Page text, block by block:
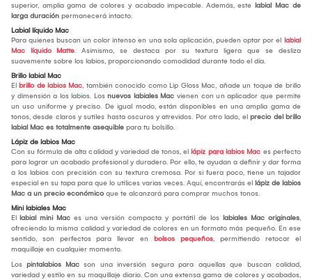
superior, amplia gama de colores y acabado impecable. Además, este labial Mac de
larga duración permanecerá intacto.
Labial líquido Mac
Para quienes buscan un color intenso en una sola aplicación, pueden optar por el labial
Mac líquido Matte. Asimismo, se destaca por su textura ligera que se desliza
suavemente sobre los labios, proporcionando comodidad durante todo el día.
Brillo labial Mac
El brillo de labios Mac, también conocido como Lip Gloss Mac, añade un toque de brillo
y dimensión a los labios. Los nuevos labiales Mac vienen con un aplicador que permite
un uso uniforme y preciso. De igual modo, están disponibles en una amplia gama de
tonos, desde claros y sutiles hasta oscuros y atrevidos. Por otro lado, el precio del brillo
labial Mac es totalmente asequible para tu bolsillo.
Lápiz de labios Mac
Con su fórmula de alta calidad y variedad de tonos, el lápiz para labios Mac es perfecto
para lograr un acabado profesional y duradero. Por ello, te ayudan a definir y dar forma
a los labios con precisión con su textura cremosa. Por si fuera poco, tiene un tajador
especial en su tapa para que lo utilices varias veces. Aquí, encontrarás el lápiz de labios
Mac a un precio económico que te alcanzará para comprar muchos tonos.
Mini labiales Mac
El labial mini Mac es una versión compacta y portátil de los labiales Mac originales,
ofreciendo la misma calidad y variedad de colores en un formato más pequeño. En ese
sentido, son perfectos para llevar en bolsos pequeños, permitiendo retocar el
maquillaje en cualquier momento.
Los pintalabios Mac son una inversión segura para aquellas que buscan calidad,
variedad y estilo en su maquillaje diario. Con una extensa gama de colores y acabados,